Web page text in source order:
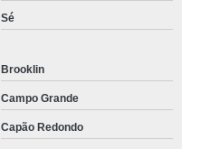
Sé
Brooklin
Campo Grande
Capão Redondo